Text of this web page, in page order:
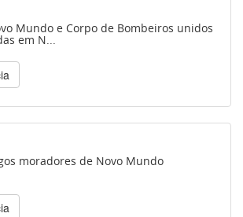
Mundo e Corpo de Bombeiros unidos
em N...
moradores de Novo Mundo